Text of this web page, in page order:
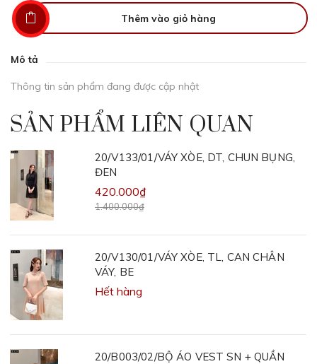
Thêm vào giỏ hàng
Mô tả
Thông tin sản phẩm đang được cập nhật
SẢN PHẨM LIÊN QUAN
20/V133/01/VÁY XÒE, DT, CHUN BỤNG,
ĐEN
420.000₫
1.400.000₫
20/V130/01/VÁY XÒE, TL, CAN CHÂN
VÁY, BE
Hết hàng
20/B003/02/BỘ ÁO VEST SN + QUẦN